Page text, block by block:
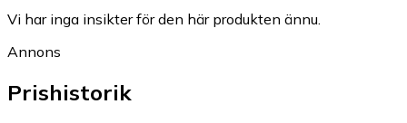
Vi har inga insikter för den här produkten ännu.
Annons
Prishistorik